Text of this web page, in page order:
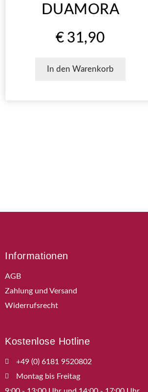
DUAMORA
€ 31,90
In den Warenkorb
Informationen
AGB
Zahlung und Versand
Widerrufsrecht
Kostenlose Hotline
+49 (0) 6181 9520802
Montag bis Freitag